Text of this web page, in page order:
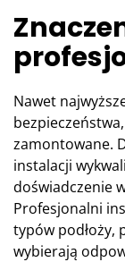
Nawet
zamontowane.
instalacji
doświadczenie
Profesjonalni
typów podłoży,
wybierają